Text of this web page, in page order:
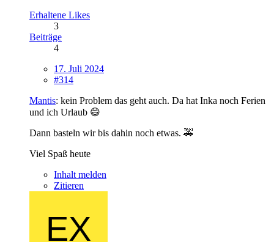
Erhaltene Likes
3
Beiträge
4
17. Juli 2024
#314
Mantis: kein Problem das geht auch. Da hat Inka noch Ferien
und ich Urlaub 😄
Dann basteln wir bis dahin noch etwas. 🚕
Viel Spaß heute
Inhalt melden
Zitieren